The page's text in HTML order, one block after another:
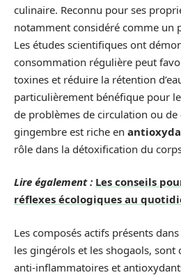
culinaire. Reconnu pour ses
notamment considéré comme un
Les études scientifiques ont
consommation régulière peut
toxines et réduire la rétention
particulièrement bénéfique pour
de problèmes de circulation ou
gingembre est riche en
rôle dans la détoxification du
Lire également : Les conseils
réflexes écologiques au
Les composés actifs présents
les gingérols et les shogaols,
anti-inflammatoires et